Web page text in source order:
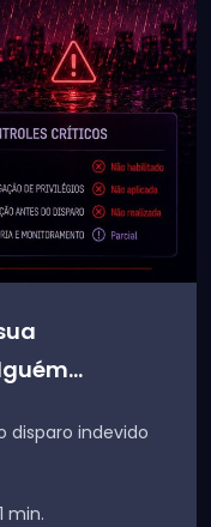
disparo indevido
1 min.